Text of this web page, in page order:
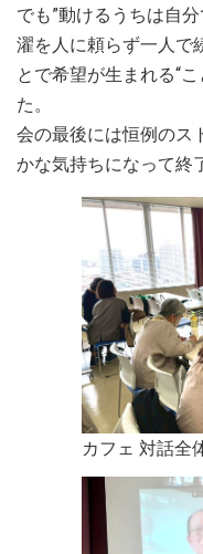
でも”動けるうちは自
濯を人に頼らず一人で
とで希望が生まれる“
た。
会の最後には恒例のス
かな気持ちになって終
カフェ 対話全